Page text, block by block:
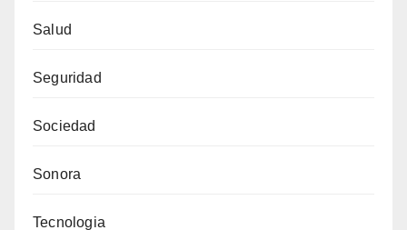
Salud
Seguridad
Sociedad
Sonora
Tecnologia